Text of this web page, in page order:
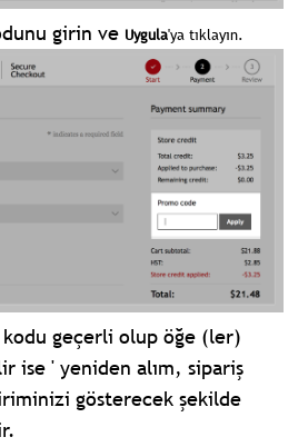
girin ve Uygula'ya tıklayın.
kodu geçerli olup öğe (ler)
ise ' yeniden alım, sipariş
gösterecek şekilde